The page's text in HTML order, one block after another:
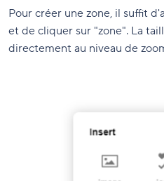
Pour créer une zone, il suffit
et de cliquer sur "zone". La
directement au niveau de